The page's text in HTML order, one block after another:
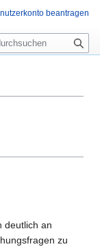
deutlich an
zu
beantragen